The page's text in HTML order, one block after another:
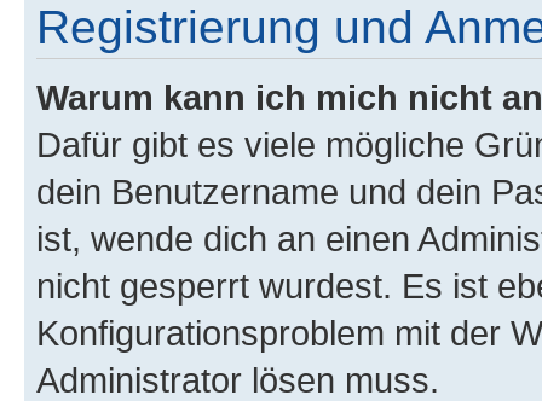
Registrierung und
Warum kann ich mich nicht
Dafür gibt es viele mögliche
dein Benutzername und dein
ist, wende dich an einen
nicht gesperrt wurdest. Es ist
Konfigurationsproblem mit der
Administrator lösen muss.